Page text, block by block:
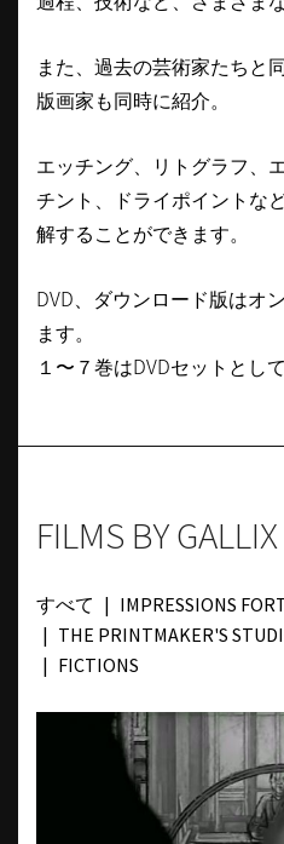
また、過去の芸術家たちと
版画家も同時に紹介。
エッチング、リトグラフ、
チント、ドライポイントな
解することができます。
DVD、ダウンロード版はオ
ます。
１〜７巻はDVDセットとし
FILMS BY GALLIX
すべて
IMPRESSIONS
THE PRINTMAKER'S
FICTIONS